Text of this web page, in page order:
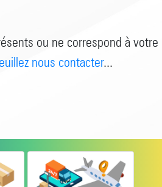
ou ne correspond à votre
nous contacter...